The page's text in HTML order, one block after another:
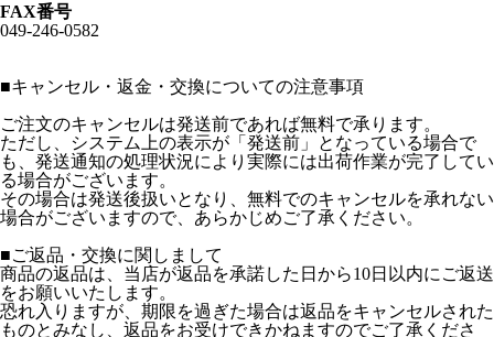
FAX番号
049-246-0582
■キャンセル・返金・交換についての注意事項
ご注文のキャンセルは発送前であれば無料で承ります。
ただし、システム上の表示が「発送前」となっている場合で
も、発送通知の処理状況により実際には出荷作業が完了してい
る場合がございます。
その場合は発送後扱いとなり、無料でのキャンセルを承れない
場合がございますので、あらかじめご了承ください。
■ご返品・交換に関しまして
商品の返品は、当店が返品を承諾した日から10日以内にご返送
をお願いいたします。
恐れ入りますが、期限を過ぎた場合は返品をキャンセルされた
ものとみなし、返品をお受けできかねますのでご了承くださ